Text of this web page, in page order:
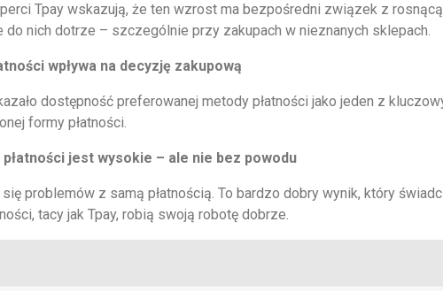
Tpay wskazują, że ten wzrost ma bezpośredni związek z
nich dotrze – szczególnie przy zakupach w nieznanych sklepach.
wpływa na decyzję zakupową
dostępność preferowanej metody płatności jako jeden z
formy płatności.
jest wysokie – ale nie bez powodu
problemów z samą płatnością. To bardzo dobry wynik, który
tacy jak Tpay, robią swoją robotę dobrze.